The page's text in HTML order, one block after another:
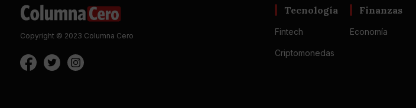
Copyright © 2023 Columna Cero
Tecnología
Fintech
Criptomonedas
Finanzas
Economía